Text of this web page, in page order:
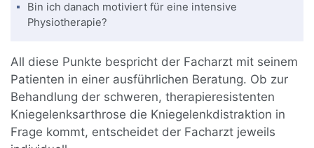
Bin ich danach motiviert für eine intensive
Physiotherapie?
All diese Punkte bespricht der Facharzt mit seinem
Patienten in einer ausführlichen Beratung. Ob zur
Behandlung der schweren, therapieresistenten
Kniegelenksarthrose die Kniegelenkdistraktion in
Frage kommt, entscheidet der Facharzt jeweils